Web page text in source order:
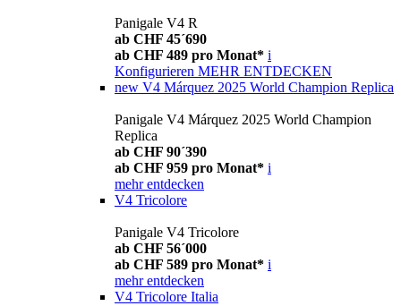
Panigale V4 R
ab CHF 45´690
ab CHF 489 pro Monat* i
Konfigurieren MEHR ENTDECKEN
new V4 Márquez 2025 World Champion Replica
Panigale V4 Márquez 2025 World Champion
Replica
ab CHF 90´390
ab CHF 959 pro Monat* i
mehr entdecken
V4 Tricolore
Panigale V4 Tricolore
ab CHF 56´000
ab CHF 589 pro Monat* i
mehr entdecken
V4 Tricolore Italia